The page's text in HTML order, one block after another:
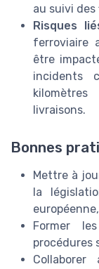
au suivi des
Risques
ferroviaire
être
incidents
livraisons.
Bonnes
Mettre à
la
Former
procédures